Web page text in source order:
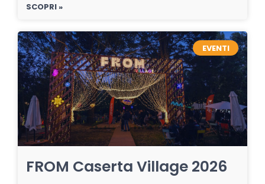
SCOPRI »
EVENTI
FROM Caserta Village 2026